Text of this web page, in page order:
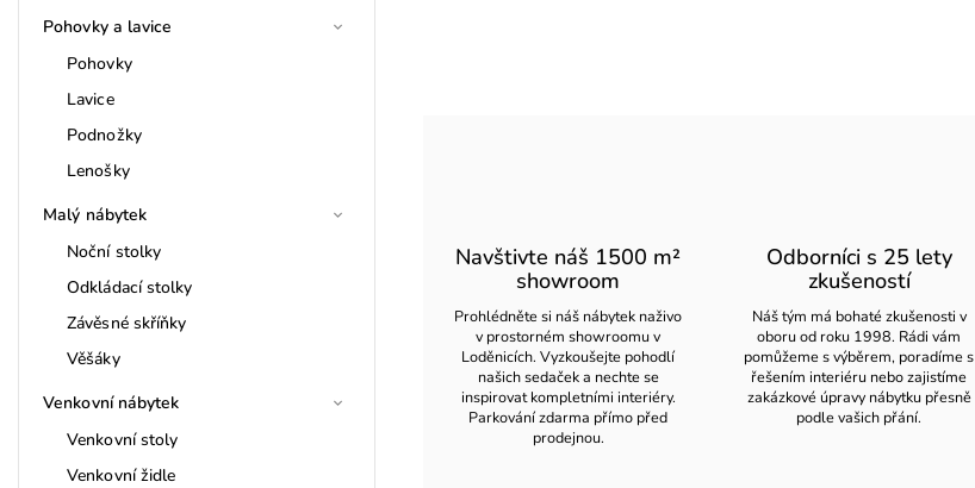
Pohovky a lavice
Pohovky
Lavice
Podnožky
Lenošky
Malý nábytek
Noční stolky
Odkládací stolky
Závěsné skříňky
Věšáky
Venkovní nábytek
Venkovní stoly
Venkovní židle
Navštivte náš 1500 m²
showroom
Prohlédněte si náš nábytek naživo
v prostorném showroomu v
Loděnicích. Vyzkoušejte pohodlí
našich sedaček a nechte se
inspirovat kompletními interiéry.
Parkování zdarma přímo před
prodejnou.
Odborníci s 25 lety
zkušeností
Náš tým má bohaté zkušenosti v
oboru od roku 1998. Rádi vám
pomůžeme s výběrem, poradíme s
řešením interiéru nebo zajistíme
zakázkové úpravy nábytku přesně
podle vašich přání.